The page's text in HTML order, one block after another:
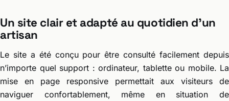
Un site clair et adapté au quotidien d’un
artisan
Le site a été conçu pour être consulté facilement depuis
n’importe quel support : ordinateur, tablette ou mobile. La
mise en page responsive permettait aux visiteurs de
naviguer confortablement, même en situation de